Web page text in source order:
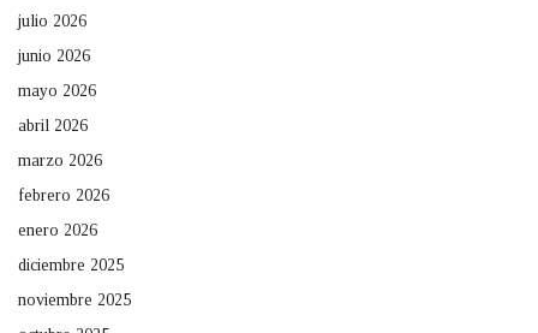
julio 2026
junio 2026
mayo 2026
abril 2026
marzo 2026
febrero 2026
enero 2026
diciembre 2025
noviembre 2025